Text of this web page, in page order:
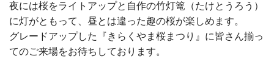
夜には桜をライトアップと自作の竹灯篭（たけとうろう）
に灯がともって、昼とは違った趣の桜が楽しめます。
グレードアップした『きらくやま桜まつり』に皆さん揃っ
てのご来場をお待ちしております。